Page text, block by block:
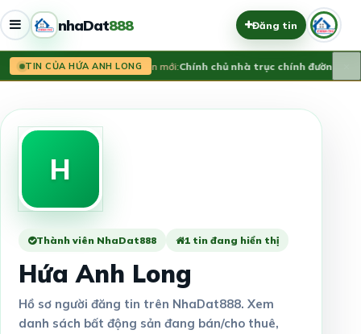
nhaDat888 Đăng tin
TIN CỦA HỨA ANH LONG Tin mới:Chính chủ nhà trục chính đường Lạc
H
Thành viên NhaDat888 1 tin đang hiển thị
Hứa Anh Long
Hồ sơ người đăng tin trên NhaDat888. Xem
danh sách bất động sản đang bán/cho thuê,